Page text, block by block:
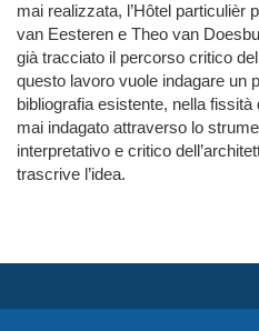
mai realizzata, l’Hôtel particulièr
van Eesteren e Theo van
già tracciato il percorso critico
questo lavoro vuole indagare un
bibliografia esistente, nella
mai indagato attraverso lo
interpretativo e critico
trascrive l’idea.